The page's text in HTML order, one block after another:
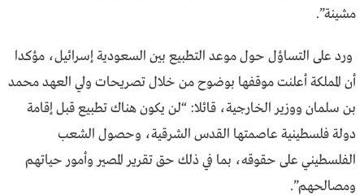
مشينة”.
ورد على التساؤل حول موعد التطبيع بين السعودية إسرائيل، مؤكدا
أن المملكة أعلنت موقفها بوضوح من خلال تصريحات ولي العهد محمد
بن سلمان ووزير الخارجية، قائلا: “لن يكون هناك تطبيع قبل إقامة
دولة فلسطينية عاصمتها القدس الشرقية، وحصول الشعب
الفلسطيني على حقوقه، بما في ذلك حق تقرير المصير وأمور حياتهم
ومصالحهم”.